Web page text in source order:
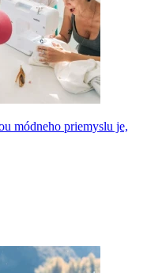
módneho priemyslu je,